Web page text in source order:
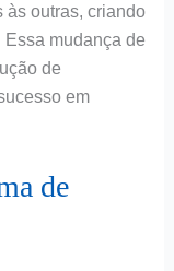
às outras, criando
mudança de
de
em
de